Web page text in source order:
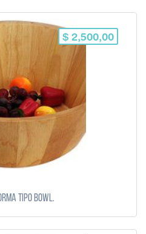
$ 2,500,00
tipo bowl.